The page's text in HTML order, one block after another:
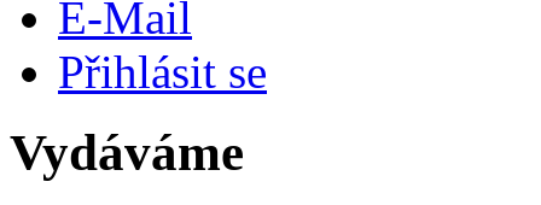
E-Mail
Přihlásit se
Vydáváme